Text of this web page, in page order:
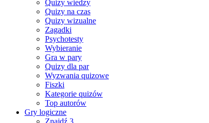
Quizy wiedzy
Quizy na czas
Quizy wizualne
Zagadki
Psychotesty
Wybieranie
Gra w pary
Quizy dla par
Wyzwania quizowe
Fiszki
Kategorie quizów
Top autorów
Gry logiczne
Znajdź 3